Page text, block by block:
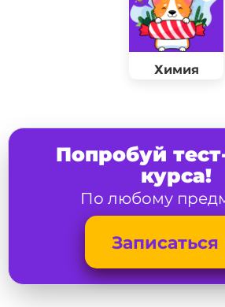
Химия
Попробуй
курса!
По любому
Записаться